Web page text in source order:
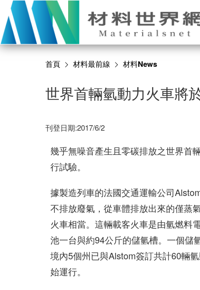
首頁 材料最前線 材料News
世界首輛氫動力火車將
刊登日期:2017/6/2
幾乎無噪音產生且零碳排放之世界首
行試驗。
據製造列車的法國交通運輸公司
不排放廢氣，從車體排放出來的僅蒸
火車相當。這輛載客火車是由氫燃料
池一台與約94公斤的儲氫槽。一個儲
境內5個州已與Alstom簽訂共計60輛
始運行。